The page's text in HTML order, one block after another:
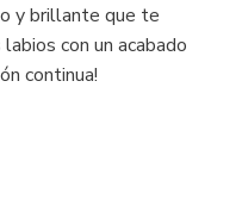
y brillante que te
con un acabado
continua!